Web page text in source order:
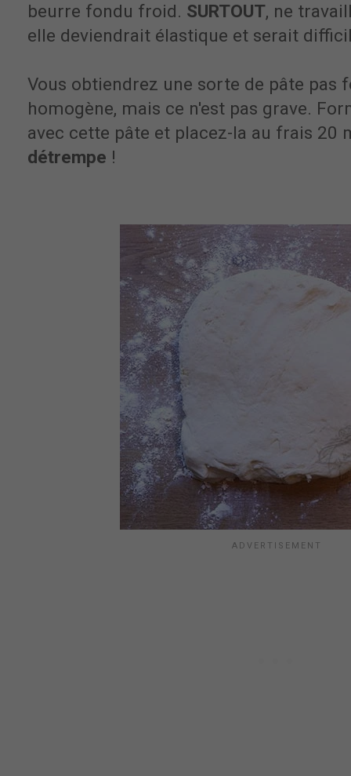
beurre fondu froid. SURTOUT, ne
elle deviendrait élastique et serait
Vous obtiendrez une sorte de pâte pas
homogène, mais ce n'est pas grave.
avec cette pâte et placez-la au frais 20
détrempe !